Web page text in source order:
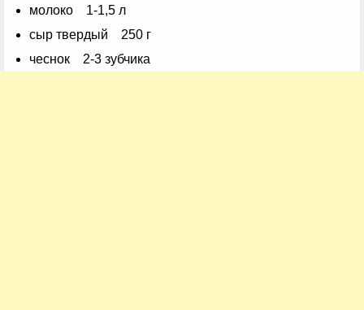
молоко 1-1,5 л
сыр твердый 250 г
чеснок 2-3 зубчика